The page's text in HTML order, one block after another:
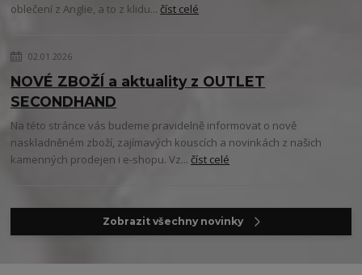
oblečení z Anglie, a to z klidu... číst celé
02.01.2026
NOVÉ ZBOŽÍ a aktuality z OUTLET
SECONDHAND
Na této stránce vás budeme pravidelně informovat o nově
naskladněném zboží, zajímavých kouscích a novinkách z našich
kamenných prodejen i e-shopu. Vz...číst celé
Zobrazit všechny novinky